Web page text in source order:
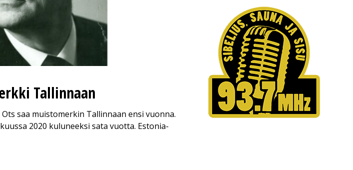
Tallinnaan
saa muistomerkin Tallinnaan ensi vuonna.
2020 kuluneeksi sata vuotta. Estonia-